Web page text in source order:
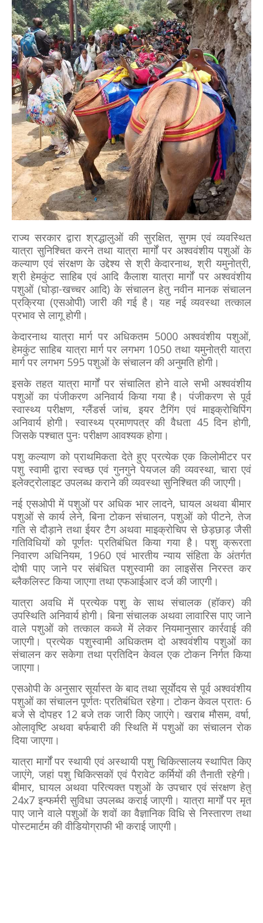
राज्य सरकार द्वारा श्रद्धालुओं की सुरक्षित, सुगम एवं व्यवस्थित
यात्रा सुनिश्चित करने तथा यात्रा मार्गों पर अश्ववंशीय पशुओं के
कल्याण एवं संरक्षण के उद्देश्य से श्री केदारनाथ, श्री यमुनोत्री,
श्री हेमकुंट साहिब एवं आदि कैलाश यात्रा मार्गों पर अश्ववंशीय
पशुओं (घोड़ा-खच्चर आदि) के संचालन हेतु नवीन मानक संचालन
प्रक्रिया (एसओपी) जारी की गई है। यह नई व्यवस्था तत्काल
प्रभाव से लागू होगी।
केदारनाथ यात्रा मार्ग पर अधिकतम 5000 अश्ववंशीय पशुओं,
हेमकुंट साहिब यात्रा मार्ग पर लगभग 1050 तथा यमुनोत्री यात्रा
मार्ग पर लगभग 595 पशुओं के संचालन की अनुमति होगी।
इसके तहत यात्रा मार्गों पर संचालित होने वाले सभी अश्ववंशीय
पशुओं का पंजीकरण अनिवार्य किया गया है। पंजीकरण से पूर्व
स्वास्थ्य परीक्षण, ग्लैंडर्स जांच, इयर टैगिंग एवं माइक्रोचिपिंग
अनिवार्य होगी। स्वास्थ्य प्रमाणपत्र की वैधता 45 दिन होगी,
जिसके पश्चात पुनः परीक्षण आवश्यक होगा।
पशु कल्याण को प्राथमिकता देते हुए प्रत्येक एक किलोमीटर पर
पशु स्वामी द्वारा स्वच्छ एवं गुनगुने पेयजल की व्यवस्था, चारा एवं
इलेक्ट्रोलाइट उपलब्ध कराने की व्यवस्था सुनिश्चित की जाएगी।
नई एसओपी में पशुओं पर अधिक भार लादने, घायल अथवा बीमार
पशुओं से कार्य लेने, बिना टोकन संचालन, पशुओं को पीटने, तेज
गति से दौड़ाने तथा ईयर टैग अथवा माइक्रोचिप से छेड़छाड़ जैसी
गतिविधियों को पूर्णतः प्रतिबंधित किया गया है। पशु क्रूरता
निवारण अधिनियम, 1960 एवं भारतीय न्याय संहिता के अंतर्गत
दोषी पाए जाने पर संबंधित पशुस्वामी का लाइसेंस निरस्त कर
ब्लैकलिस्ट किया जाएगा तथा एफआईआर दर्ज की जाएगी।
यात्रा अवधि में प्रत्येक पशु के साथ संचालक (हॉकर) की
उपस्थिति अनिवार्य होगी। बिना संचालक अथवा लावारिस पाए जाने
वाले पशुओं को तत्काल कब्जे में लेकर नियमानुसार कार्रवाई की
जाएगी। प्रत्येक पशुस्वामी अधिकतम दो अश्ववंशीय पशुओं का
संचालन कर सकेगा तथा प्रतिदिन केवल एक टोकन निर्गत किया
जाएगा।
एसओपी के अनुसार सूर्यास्त के बाद तथा सूर्याेदय से पूर्व अश्ववंशीय
पशुओं का संचालन पूर्णतः प्रतिबंधित रहेगा। टोकन केवल प्रातः 6
बजे से दोपहर 12 बजे तक जारी किए जाएंगे। खराब मौसम, वर्षा,
ओलावृष्टि अथवा बर्फबारी की स्थिति में पशुओं का संचालन रोक
दिया जाएगा।
यात्रा मार्गों पर स्थायी एवं अस्थायी पशु चिकित्सालय स्थापित किए
जाएंगे, जहां पशु चिकित्सकों एवं पैरावेट कर्मियों की तैनाती रहेगी।
बीमार, घायल अथवा परित्यक्त पशुओं के उपचार एवं संरक्षण हेतु
24x7 इन्फर्मरी सुविधा उपलब्ध कराई जाएगी। यात्रा मार्गों पर मृत
पाए जाने वाले पशुओं के शवों का वैज्ञानिक विधि से निस्तारण तथा
पोस्टमार्टम की वीडियोग्राफी भी कराई जाएगी।